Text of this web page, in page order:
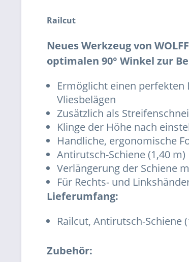
Railcut
Neues Werkzeug von
optimalen 90° Winkel zur
Ermöglicht einen perfekten
Vliesbelägen
Zusätzlich als
Klinge der Höhe nach
Handliche, ergonomische
Antirutsch-Schiene (1,40 m)
Verlängerung der Schiene
Für Rechts- und
Lieferumfang:
Railcut, Antirutsch-Schiene
Zubehör: